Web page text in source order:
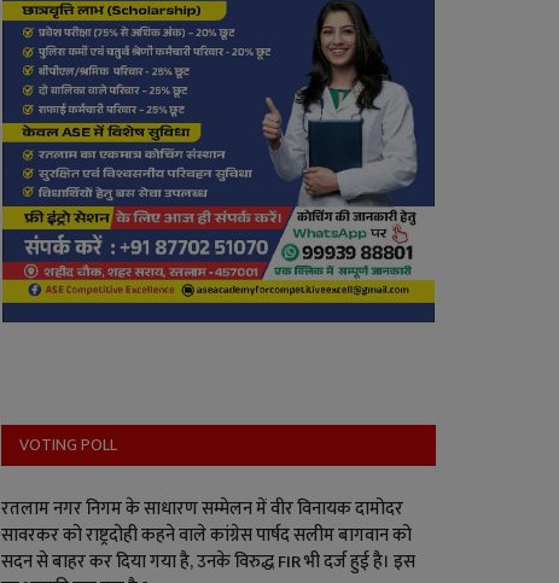
VOTING POLL
रतलाम नगर निगम के साधारण सम्मेलन में वीर विनायक दामोदर
सावरकर को राष्ट्रदोही कहने वाले कांग्रेस पार्षद सलीम बागवान को
सदन से बाहर कर दिया गया है, उनके विरुद्ध FIR भी दर्ज हुई है। इस